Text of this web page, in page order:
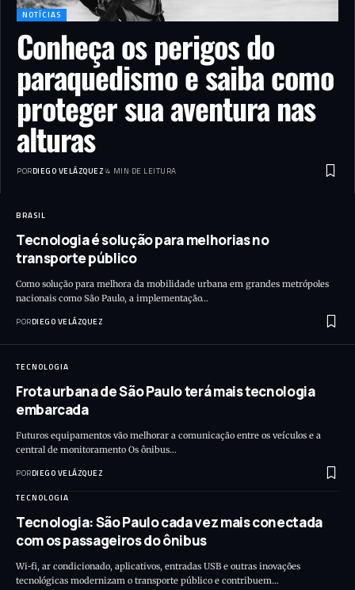
NOTÍCIAS
Conheça os perigos do
paraquedismo e saiba como
proteger sua aventura nas
alturas
PORDIEGO VELÁZQUEZ 4 MIN DE LEITURA
BRASIL
Tecnologia é solução para melhorias no
transporte público
Como solução para melhora da mobilidade urbana em grandes metrópoles
nacionais como São Paulo, a implementação…
PORDIEGO VELÁZQUEZ
TECNOLOGIA
Frota urbana de São Paulo terá mais tecnologia
embarcada
Futuros equipamentos vão melhorar a comunicação entre os veículos e a
central de monitoramento Os ônibus…
PORDIEGO VELÁZQUEZ
TECNOLOGIA
Tecnologia: São Paulo cada vez mais conectada
com os passageiros do ônibus
Wi-fi, ar condicionado, aplicativos, entradas USB e outras inovações
tecnológicas modernizam o transporte público e contribuem…